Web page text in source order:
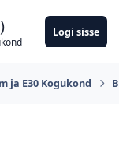
Logi sisse
ja E30 Kogukond